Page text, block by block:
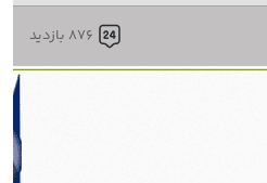
876 بازدید